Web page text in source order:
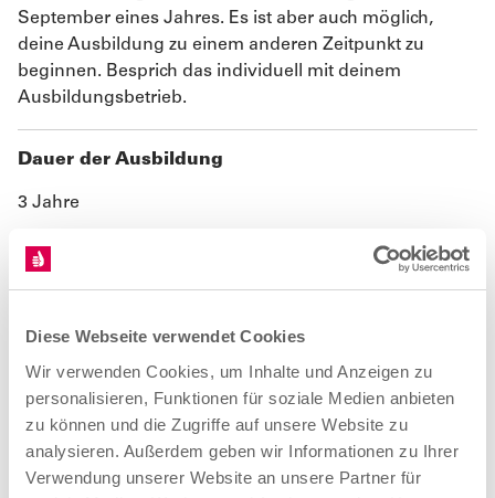
Diese Webseite verwendet Cookies
Wir verwenden Cookies, um Inhalte und Anzeigen zu
personalisieren, Funktionen für soziale Medien anbieten
zu können und die Zugriffe auf unsere Website zu
analysieren. Außerdem geben wir Informationen zu Ihrer
Verwendung unserer Website an unsere Partner für
September eines Jahres. Es ist aber auch möglich,
deine Ausbildung zu einem anderen Zeitpunkt zu
beginnen. Besprich das individuell mit deinem
Ausbildungsbetrieb.
Dauer der Ausbildung
3 Jahre
Teil I Gesellenprüfung
zweiten Ausbildungsjahres durchgeführt werden.
Teil II Gesellenprüfung
Der zweite Teil der Gesellenprüfung findet am Ende der
Ausbildung statt.